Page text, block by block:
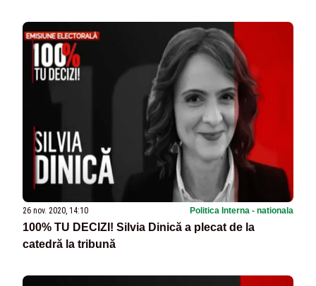
26 nov. 2020, 14:10 Politica Interna - nationala
100% TU DECIZI! Silvia Dinică a plecat de la
catedră la tribună